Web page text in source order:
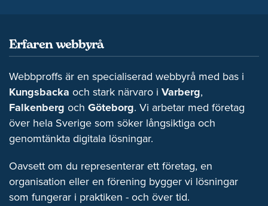
Erfaren webbyrå
Webbproffs är en specialiserad webbyrå med bas i
Kungsbacka och stark närvaro i Varberg,
Falkenberg och Göteborg. Vi arbetar med företag
över hela Sverige som söker långsiktiga och
genomtänkta digitala lösningar.
Oavsett om du representerar ett företag, en
organisation eller en förening bygger vi lösningar
som fungerar i praktiken - och över tid.